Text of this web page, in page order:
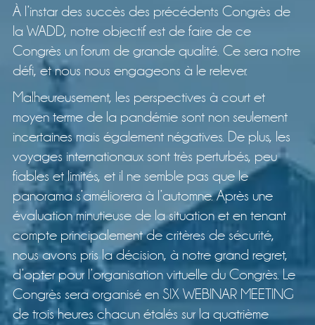
À l’instar des succès des précédents Congrès de
la WADD, notre objectif est de faire de ce
Congrès un forum de grande qualité. Ce sera notre
défi, et nous nous engageons à le relever.
Malheureusement, les perspectives à court et
moyen terme de la pandémie sont non seulement
incertaines mais également négatives. De plus, les
voyages internationaux sont très perturbés, peu
fiables et limités, et il ne semble pas que le
panorama s’améliorera à l’automne. Après une
évaluation minutieuse de la situation et en tenant
compte principalement de critères de sécurité,
nous avons pris la décision, à notre grand regret,
d’opter pour l’organisation virtuelle du Congrès. Le
Congrès sera organisé en SIX WEBINAR MEETING
de trois heures chacun étalés sur la quatrième